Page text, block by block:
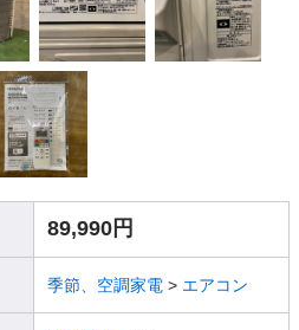
89,990円
季節、空調家電 > エアコン